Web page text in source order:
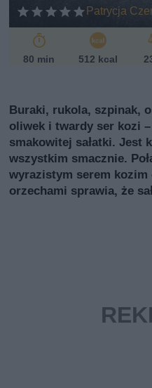
Patrycja
ń
sk
80 min 512 kcal
Buraki, rukola, szpinak,
oliwek i twardy ser kozi
smakowitej sałatki. Jest
wszystkim smacznie.
wyrazistym serem
orzechami sprawia, że